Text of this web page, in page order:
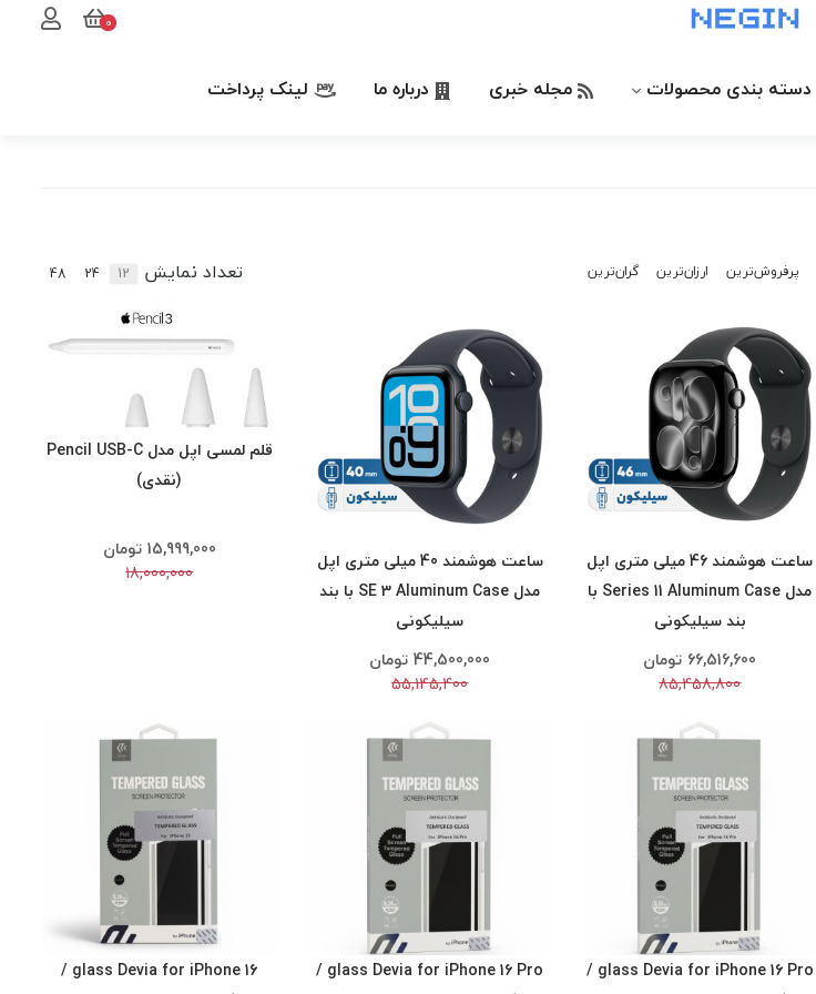
0
دسته بندی محصولات مجله خبری درباره ما لینک پرداخت
پرفروش‌ترین ارزان‌ترین گران‌ترین تعداد نمایش 12
24
48
ساعت هوشمند 46 میلی متری اپل
مدل Series 11 Aluminum Case با
بند سیلیکونی
66,516,600 تومان
85,458,800
ساعت هوشمند 40 میلی متری اپل
مدل SE 3 Aluminum Case با بند
سیلیکونی
44,500,000 تومان
55,145,400
قلم لمسی اپل مدل Pencil USB-C
(نقدی)
15,999,000 تومان
18,000,000
glass Devia for iPhone 16 Pro /
glass Devia for iPhone 16 Pro /
glass Devia for iPhone 16 /